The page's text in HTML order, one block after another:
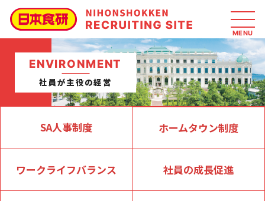
ENVIRONMENT
社員が主役の経営
SA人事制度 ホームタウン制度
ワークライフバランス 社員の成長促進